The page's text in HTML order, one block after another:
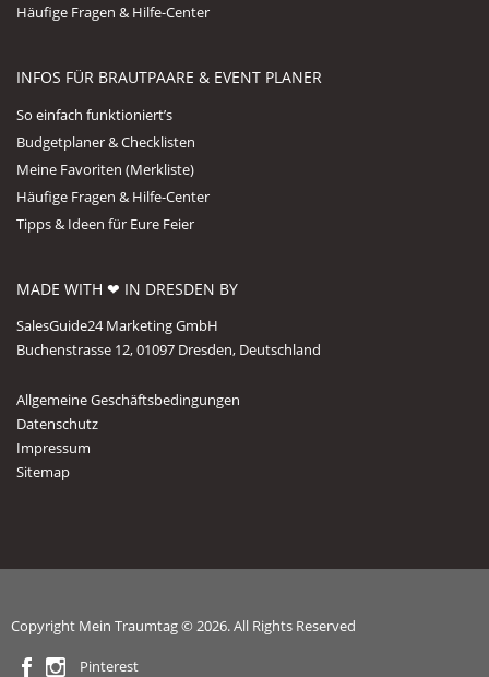
Häufige Fragen & Hilfe-Center
INFOS FÜR BRAUTPAARE & EVENT PLANER
So einfach funktioniert’s
Budgetplaner & Checklisten
Meine Favoriten (Merkliste)
Häufige Fragen & Hilfe-Center
Tipps & Ideen für Eure Feier
MADE WITH ❤ IN DRESDEN BY
SalesGuide24 Marketing GmbH
Buchenstrasse 12, 01097 Dresden, Deutschland
Allgemeine Geschäftsbedingungen
Datenschutz
Impressum
Sitemap
Copyright Mein Traumtag © 2026. All Rights Reserved
Pinterest